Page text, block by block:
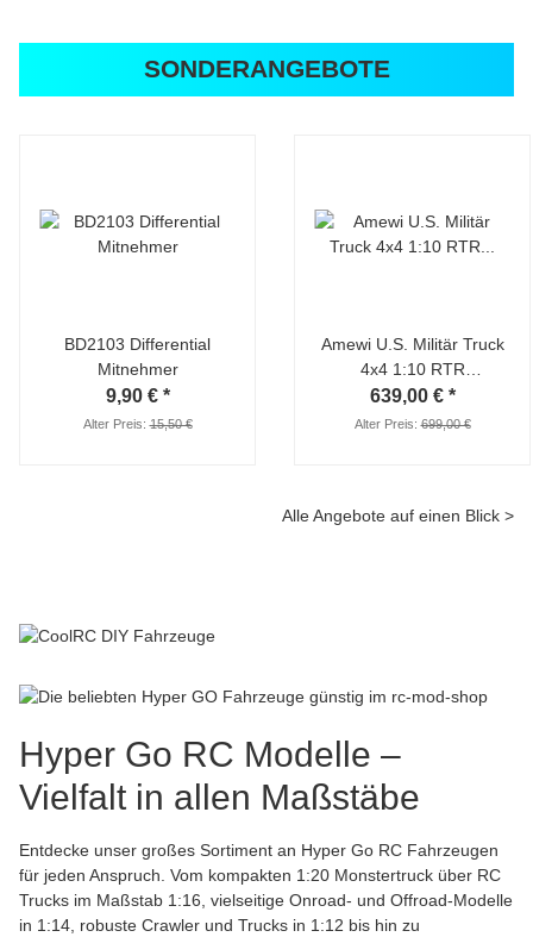
SONDERANGEBOTE
BD2103 Differential
Mitnehmer
9,90 € *
Alter Preis:15,50 €
Amewi U.S. Militär Truck
4x4 1:10 RTR
militärgrün
639,00 € *
Alter Preis:699,00 €
Alle Angebote auf einen Blick >
Hyper Go RC Modelle –
Vielfalt in allen Maßstäbe
Entdecke unser großes Sortiment an Hyper Go RC Fahrzeugen
für jeden Anspruch. Vom kompakten 1:20 Monstertruck über RC
Trucks im Maßstab 1:16, vielseitige Onroad- und Offroad-Modelle
in 1:14, robuste Crawler und Trucks in 1:12 bis hin zu